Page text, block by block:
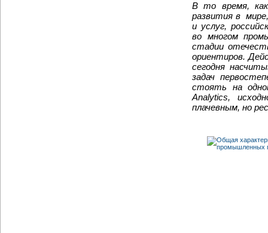
В то время, как
развития в
и услуг,
во многом
стадии
ориентиров.
сегодня
задач
стоять на
Analytics,
плачевным, но